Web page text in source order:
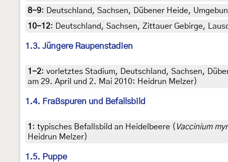
8-9: Deutschland, Sachsen, Dübener Heide,
10-12: Deutschland, Sachsen, Zittauer Gebirge,
1.3. Jüngere Raupenstadien
1-2: vorletztes Stadium, Deutschland, Sachsen,
am 29. April und 2. Mai 2010: Heidrun Melzer)
1.4. Fraßspuren und Befallsbild
1 : typisches Befallsbild an Heidelbeere ( Vaccinium
Heidrun Melzer)
1.5. Puppe